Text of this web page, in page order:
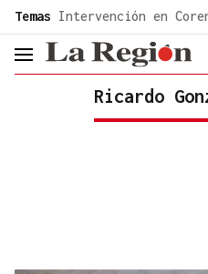
common.go-to-content
Temas Intervención en
header.menu.open
Ricardo